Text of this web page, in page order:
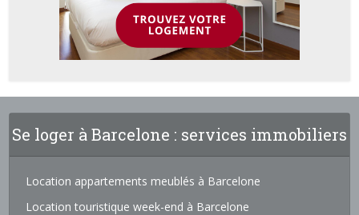
Se loger à Barcelone : services immobiliers
Location appartements meublés à Barcelone
Location touristique week-end à Barcelone